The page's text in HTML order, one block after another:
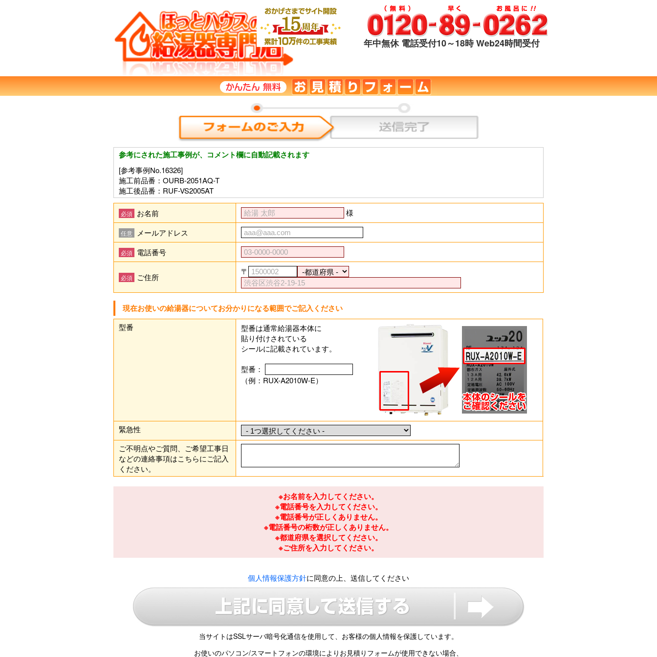
年中無休 電話受付10～18時 Web24時間受付
参考にされた施工事例が、コメント欄に自動記載されます
[参考事例No.16326]
施工前品番：OURB-2051AQ-T
施工後品番：RUF-VS2005AT
必須 お名前 様
任意 メールアドレス
必須 電話番号
必須 ご住所
〒
現在お使いの給湯器についてお分かりになる範囲でご記入ください
型番
型番は通常給湯器本体に
貼り付けされている
シールに記載されています。
型番：
（例：RUX-A2010W-E）
緊急性
ご不明点やご質問、ご希望工事日
などの連絡事項はこちらにご記入
ください。
※お名前を入力してください。
※電話番号を入力してください。
※電話番号が正しくありません。
※電話番号の桁数が正しくありません。
※都道府県を選択してください。
※ご住所を入力してください。
個人情報保護方針に同意の上、送信してください
当サイトはSSLサーバ暗号化通信を使用して、 お客様の個人情報を保護しています。
お使いのパソコン/スマートフォンの環境により お見積りフォームが使用できない場合、